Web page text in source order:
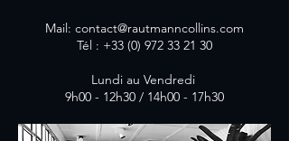
Mail: contact@rautmanncollins.com
Tél : +33 (0) 972 33 21 30
Lundi au Vendredi
9h00 - 12h30 / 14h00 - 17h30